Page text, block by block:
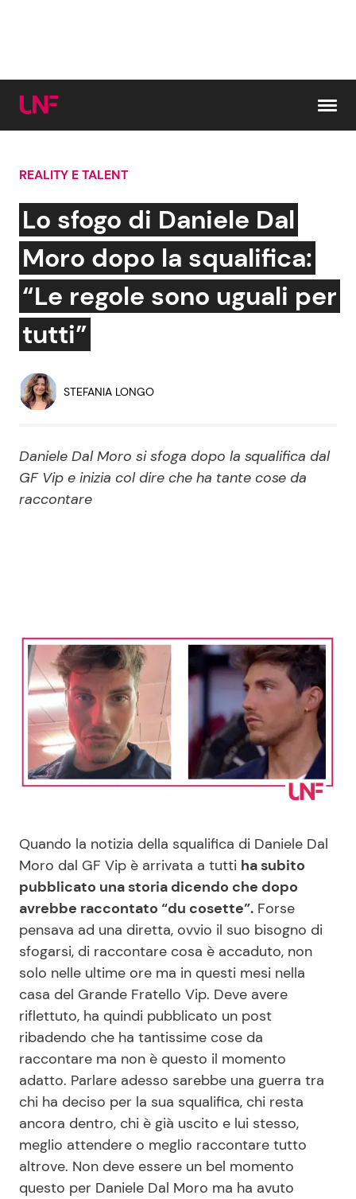
Cerca:
News e Cronaca
Attualità Italiana
Dal Mondo
Economia
Persone Scomparse
Politica
Gossip e TV
Bellezze VIP
Reality e Talent
News Musica
News Spettacolo
Benessere
Casa
Mondo Mamma
News benessere
Salute
Viaggi e Turismo
Festività
Cucina e Ricette
Consigli di Cucina
Le Ricette in TV
Primi Piatti
Ricette Facili e Veloci
Ricette Feste
Ricette per Bambini
Seguici
REALITY E TALENT
Lo sfogo di Daniele Dal
Moro dopo la squalifica:
“Le regole sono uguali per
tutti”
STEFANIA LONGO
Daniele Dal Moro si sfoga dopo la squalifica dal
GF Vip e inizia col dire che ha tante cose da
raccontare
Quando la notizia della squalifica di Daniele Dal
Moro dal GF Vip è arrivata a tutti ha subito
pubblicato una storia dicendo che dopo
avrebbe raccontato “du cosette”. Forse
pensava ad una diretta, ovvio il suo bisogno di
sfogarsi, di raccontare cosa è accaduto, non
solo nelle ultime ore ma in questi mesi nella
casa del Grande Fratello Vip. Deve avere
riflettuto, ha quindi pubblicato un post
ribadendo che ha tantissime cose da
raccontare ma non è questo il momento
adatto. Parlare adesso sarebbe una guerra tra
chi ha deciso per la sua squalifica, chi resta
ancora dentro, chi è già uscito e lui stesso,
meglio attendere o meglio raccontare tutto
altrove. Non deve essere un bel momento
questo per Daniele Dal Moro ma ha avuto